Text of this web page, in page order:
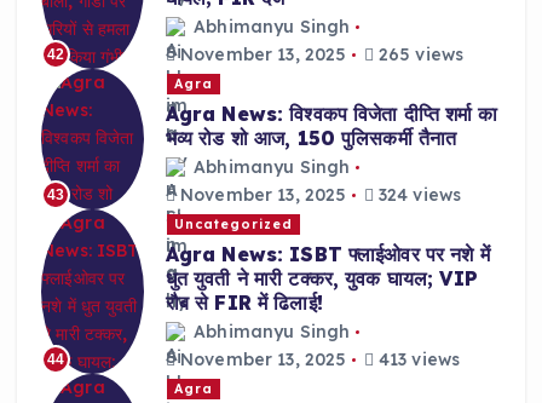
42
Abhimanyu Singh
November 13, 2025
265 views
43
Agra
Agra News: विश्वकप विजेता दीप्ति शर्मा का
भव्य रोड शो आज, 150 पुलिसकर्मी तैनात
Abhimanyu Singh
November 13, 2025
324 views
44
Uncategorized
Agra News: ISBT फ्लाईओवर पर नशे में
धुत युवती ने मारी टक्कर, युवक घायल; VIP
रौब से FIR में ढिलाई!
Abhimanyu Singh
November 13, 2025
413 views
Agra